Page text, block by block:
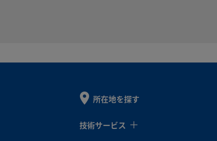
Stainless
チ
手
チ
Duplex
Stainless
イン
チ
チューブ継
手
所在地を探す
技術サービス